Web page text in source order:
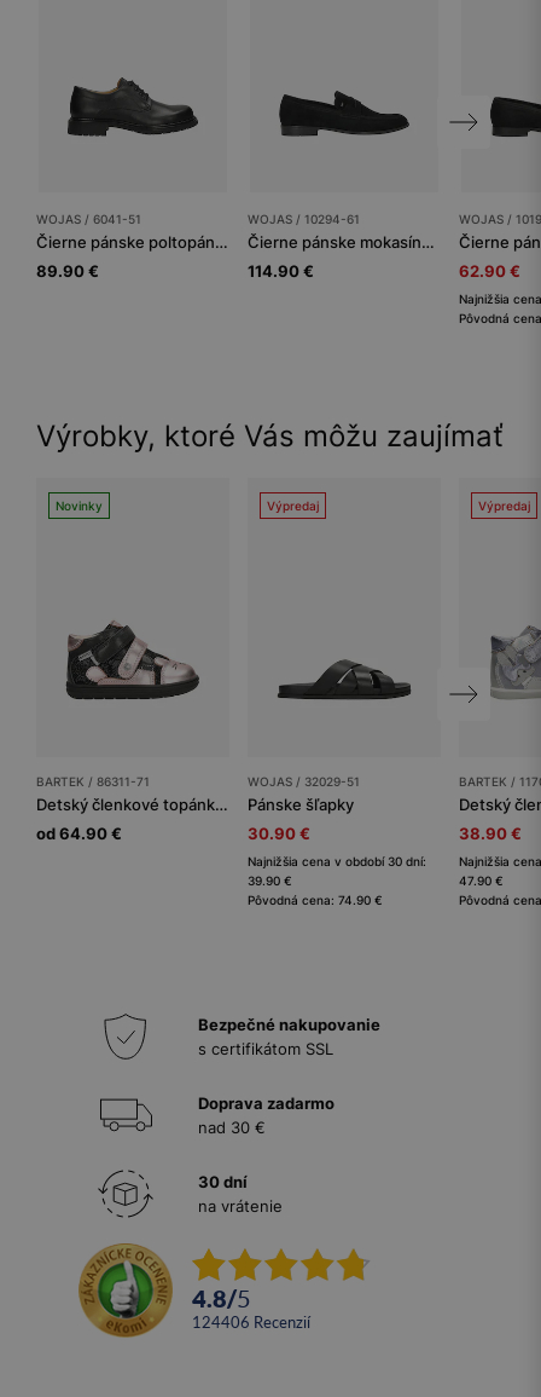
WOJAS / 6041-51
Čierne pánske poltopánky
89.90 €
WOJAS / 10294-61
Čierne pánske mokasíny penny loafers
114.90 €
WOJAS /
62.90 €
Najnižšia
Pôvodná
Výrobky, ktoré Vás môžu zaujímať
Novinky
BARTEK / 86311-71
Detský členkové topánky BARTEK
od 64.90 €
Výpredaj
WOJAS / 32029-51
Pánske šľapky
30.90 €
Najnižšia cena v období 30 dní:
39.90 €
Pôvodná cena: 74.90 €
Výpredaj
BARTEK /
38.90 €
Najnižšia
47.90 €
Pôvodná
Bezpečné nakupovanie
s certifikátom SSL
Doprava zadarmo
nad 30 €
30 dní
na vrátenie
4.8/5
124406 recenzií